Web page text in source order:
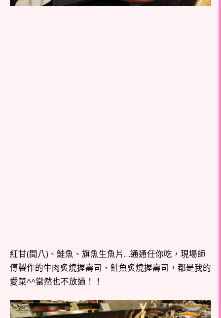
紅甘(間八)、鮭魚、旗魚生魚片…通通任你吃，現場師
傅製作的牛肉炙燒握壽司、鮭魚炙燒握壽司，都是我的
愛菜^^當然也不放過！！